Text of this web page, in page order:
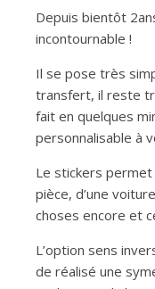
Depuis bientôt
incontournable !
Il se pose très
transfert, il reste
fait en quelques
personnalisable à
Le stickers permet
pièce, d’une
choses encore et
L’option sens
de réalisé une